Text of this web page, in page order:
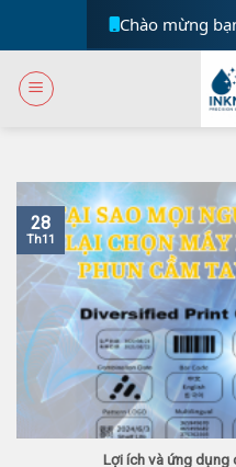
content
Chào mừng
Lợi ích và ứng dụng
28
Th11